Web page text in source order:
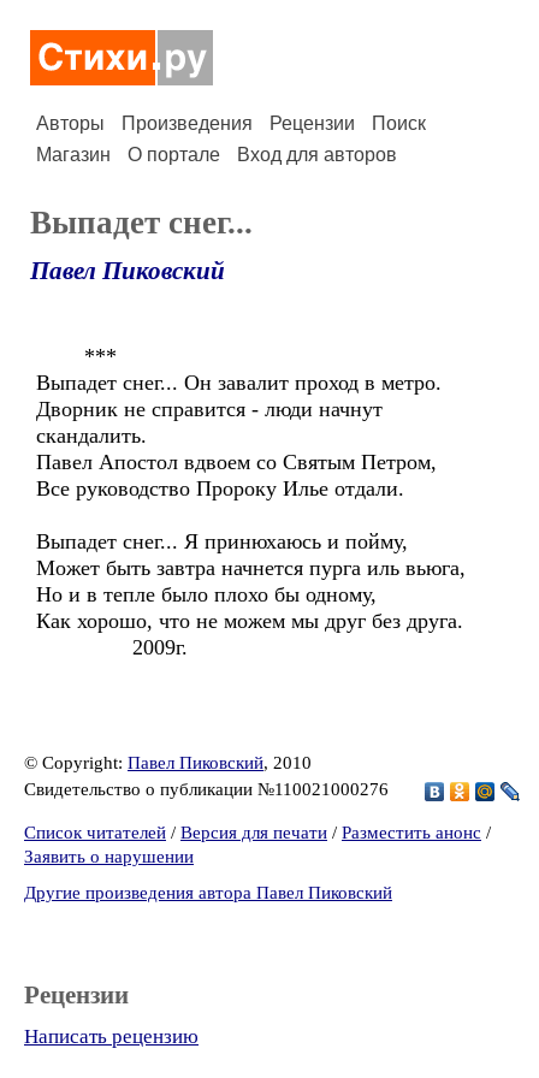
Авторы Произведения Рецензии
Поиск
Магазин
О портале Вход для авторов
Выпадет снег...
Павел Пиковский
***
Выпадет снег... Он завалит проход в метро.
Дворник не справится - люди начнут
скандалить.
Павел Апостол вдвоем со Святым Петром,
Все руководство Пророку Илье отдали.
Выпадет снег... Я принюхаюсь и пойму,
Может быть завтра начнется пурга иль вьюга,
Но и в тепле было плохо бы одному,
Как хорошо, что не можем мы друг без друга.
2009г.
© Copyright: Павел Пиковский, 2010
Свидетельство о публикации №110021000276
Список читателей / Версия для печати / Разместить анонс /
Заявить о нарушении
Другие произведения автора Павел Пиковский
Рецензии
Написать рецензию